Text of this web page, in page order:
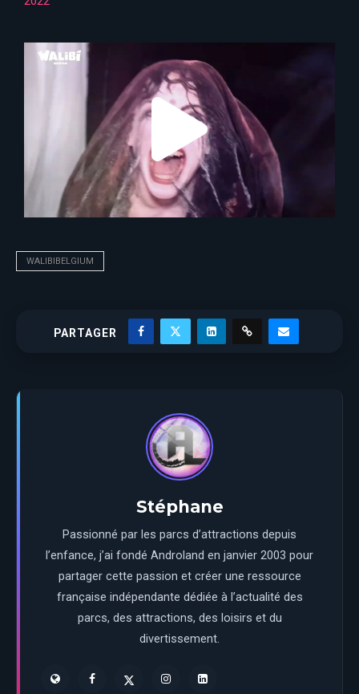
WALIBIBELGIUM
PARTAGER
Stéphane
Passionné par les parcs d’attractions depuis
l’enfance, j’ai fondé Androland en janvier 2003 pour
partager cette passion et créer une ressource
française indépendante dédiée à l’actualité des
parcs, des attractions, des loisirs et du
divertissement.